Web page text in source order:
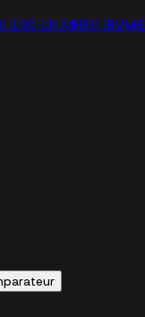
120 ch MHEV iBVM6